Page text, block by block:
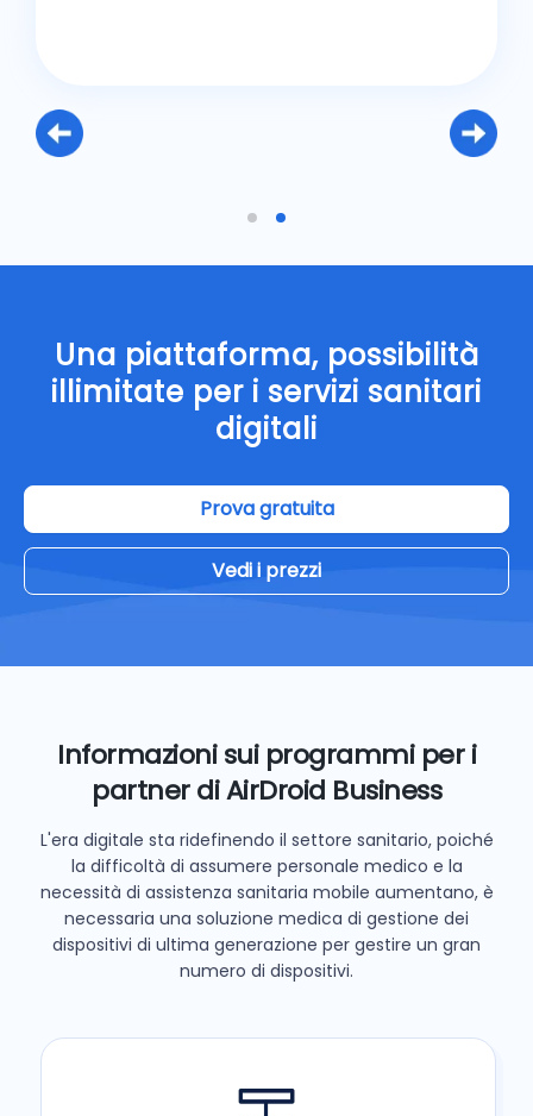
Una piattaforma, possibilità
illimitate per i servizi sanitari
digitali
Prova gratuita
Vedi i prezzi
Informazioni sui programmi per i
partner di AirDroid Business
L'era digitale sta ridefinendo il settore sanitario, poiché
la difficoltà di assumere personale medico e la
necessità di assistenza sanitaria mobile aumentano, è
necessaria una soluzione medica di gestione dei
dispositivi di ultima generazione per gestire un gran
numero di dispositivi.